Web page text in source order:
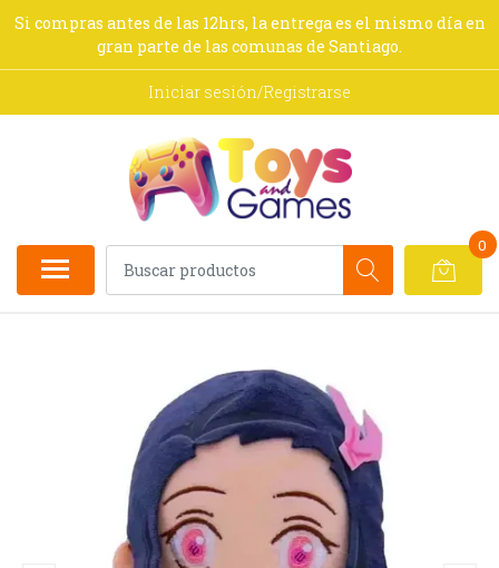
Si compras antes de las 12hrs, la entrega es el mismo día en
gran parte de las comunas de Santiago.
Iniciar sesión/Registrarse
0